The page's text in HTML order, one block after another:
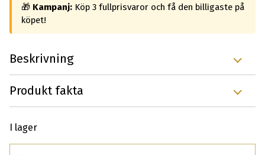
🎁 Kampanj: Köp 3 fullprisvaror och få den billigaste på
köpet!
Beskrivning
Produkt fakta
I lager